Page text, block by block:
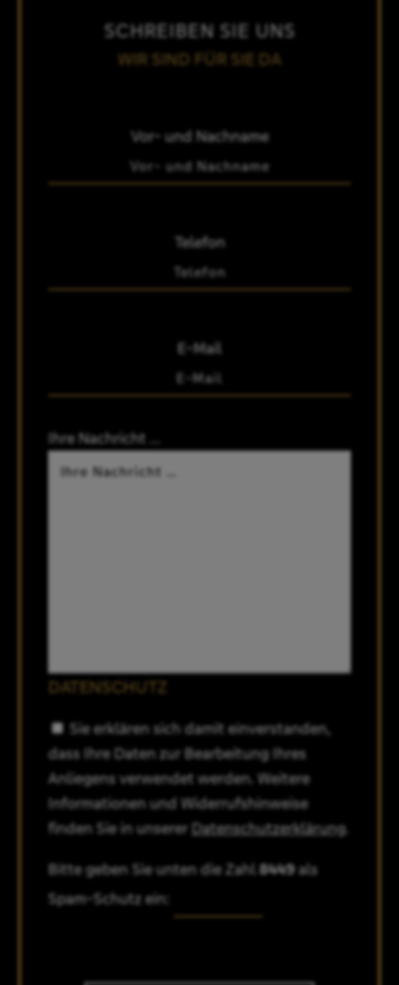
SCHREIBEN SIE UNS
WIR SIND FÜR SIE DA
Vor- und Nachname
Telefon
E-Mail
Ihre Nachricht …
DATENSCHUTZ
Sie erklären sich damit einverstanden,
dass Ihre Daten zur Bearbeitung Ihres
Anliegens verwendet werden. Weitere
Informationen und Widerrufshinweise
finden Sie in unserer Datenschutzerklärung.
Bitte geben Sie unten die Zahl 8449als
Spam-Schutz ein: